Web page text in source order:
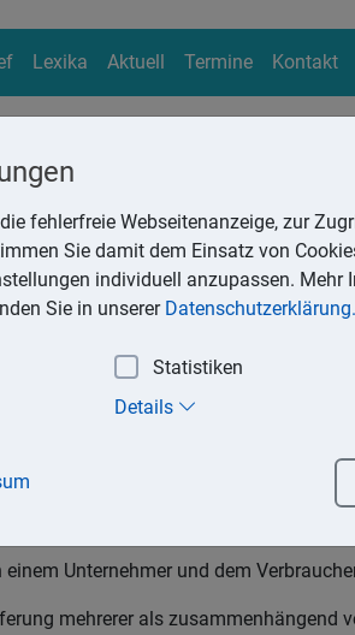
Lexika Aktuell Termine Kontakt
Ratenliefervertrag erwachsen dem
gleich sind. Deshalb räumt das
wieder lösen kann. Voraussetzung
des Verbrauchers und die
Unternehmer und dem
mehrerer als zusammenhängend
fehlerfreie Webseitenanzeige, zur
Sie damit dem Einsatz von
individuell anzupassen.
Sie in unserer Datenschutzerklärung.
Statistiken
Details